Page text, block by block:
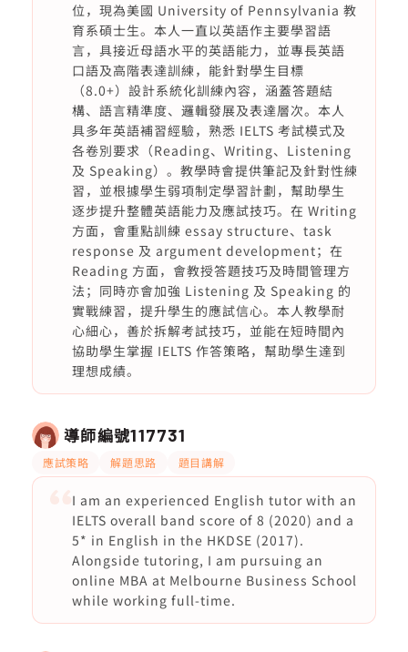
位，現為美國 University of Pennsylvania 教
育系碩士生。本人一直以英語作主要學習語
言，具接近母語水平的英語能力，並專長英語
口語及高階表達訓練，能針對學生目標
（8.0+）設計系統化訓練內容，涵蓋答題結
構、語言精準度、邏輯發展及表達層次。本人
具多年英語補習經驗，熟悉 IELTS 考試模式及
各卷別要求（Reading、Writing、Listening
及 Speaking）。教學時會提供筆記及針對性練
習，並根據學生弱項制定學習計劃，幫助學生
逐步提升整體英語能力及應試技巧。在 Writing
方面，會重點訓練 essay structure、task
response 及 argument development；在
Reading 方面，會教授答題技巧及時間管理方
法；同時亦會加強 Listening 及 Speaking 的
實戰練習，提升學生的應試信心。本人教學耐
心細心，善於拆解考試技巧，並能在短時間內
協助學生掌握 IELTS 作答策略，幫助學生達到
理想成績。
導師編號117731
應試策略 解題思路 題目講解
I am an experienced English tutor with an
IELTS overall band score of 8 (2020) and a
5* in English in the HKDSE (2017).
Alongside tutoring, I am pursuing an
online MBA at Melbourne Business School
while working full-time.